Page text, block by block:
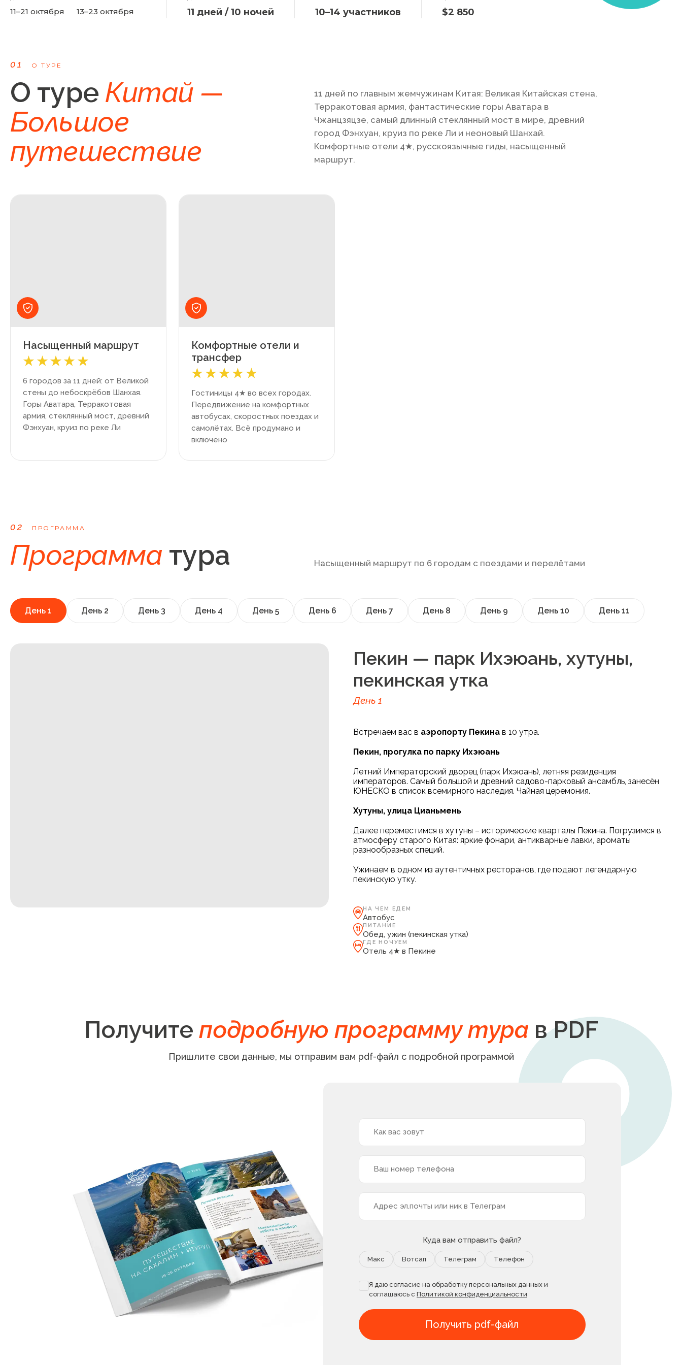
11–21 октября 13–23 октября 11 дней /10 ночей 10–14 участников $2 850
01 О ТУРЕ
О туре Китай —
Большое
путешествие
11 дней по главным жемчужинам Китая: Великая Китайская стена,
Терракотовая армия, фантастические горы Аватара в
Чжанцзяцзе, самый длинный стеклянный мост в мире, древний
город Фэнхуан, круиз по реке Ли и неоновый Шанхай.
Комфортные отели 4★, русскоязычные гиды, насыщенный
маршрут.
Насыщенный маршрут
6 городов за 11 дней: от Великой
стены до небоскрёбов Шанхая.
Горы Аватара, Терракотовая
армия, стеклянный мост, древний
Фэнхуан, круиз по реке Ли
Комфортные отели и
трансфер
Гостиницы 4★ во всех городах.
Передвижение на комфортных
автобусах, скоростных поездах и
самолётах. Всё продумано и
включено
02 ПРОГРАММА
Программа тура Насыщенный маршрут по 6 городам с поездами и перелётами
День 1 День 2 День 3 День 4 День 5 День 6 День 7 День 8 День 9 День 10 День 11
Пекин — парк Ихэюань, хутуны,
пекинская утка
День 1
Встречаем вас в аэропорту Пекина в 10 утра.
Пекин, прогулка по парку Ихэюань
Летний Императорский дворец (парк Ихэюань), летняя резиденция
императоров. Самый большой и древний садово-парковый ансамбль, занесён
ЮНЕСКО в список всемирного наследия. Чайная церемония.
Хутуны, улица Цианьмень
Далее переместимся в хутуны – исторические кварталы Пекина. Погрузимся в
атмосферу старого Китая: яркие фонари, антикварные лавки, ароматы
разнообразных специй.
Ужинаем в одном из аутентичных ресторанов, где подают легендарную
пекинскую утку.
НА ЧЕМ ЕДЕМ
Автобус
ПИТАНИЕ
Обед, ужин (пекинская утка)
ГДЕ НОЧУЕМ
Отель 4★ в Пекине
Получите подробную программу тура в PDF
Пришлите свои данные, мы отправим вам pdf-файл с подробной программой
Куда вам отправить файл?
Макс Вотсап Телеграм Телефон
Я даю согласие на обработку персональных данных и
соглашаюсь c Политикой конфиденциальности
Получить pdf-файл